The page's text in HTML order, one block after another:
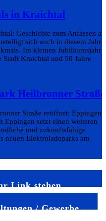
in Kraichtal
Geschichte zum Anfassen
sich auch in diesem Jahr
Im kleinen Jubiläumsjahr
Kraichtal und 50 Jahre
Heilbronner Straße
Straße eröffnet: Eppingen
Eppingen setzt einen weiteren
und zukunftsfähige
Elektroladeparks am
Link stehen
/ Gewerbe